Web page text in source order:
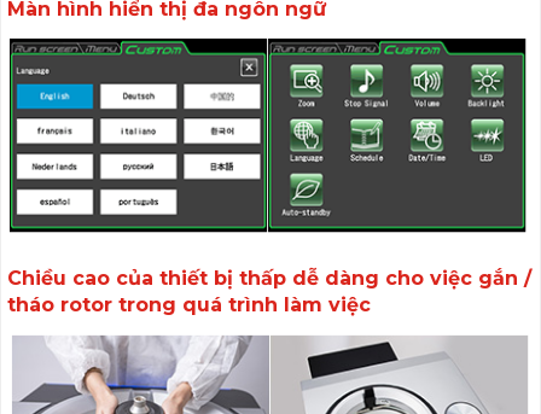
Màn hình hiển thị đa ngôn ngữ
Chiều cao của thiết bị thấp dễ dàng cho việc gắn /
tháo rotor trong quá trình làm việc